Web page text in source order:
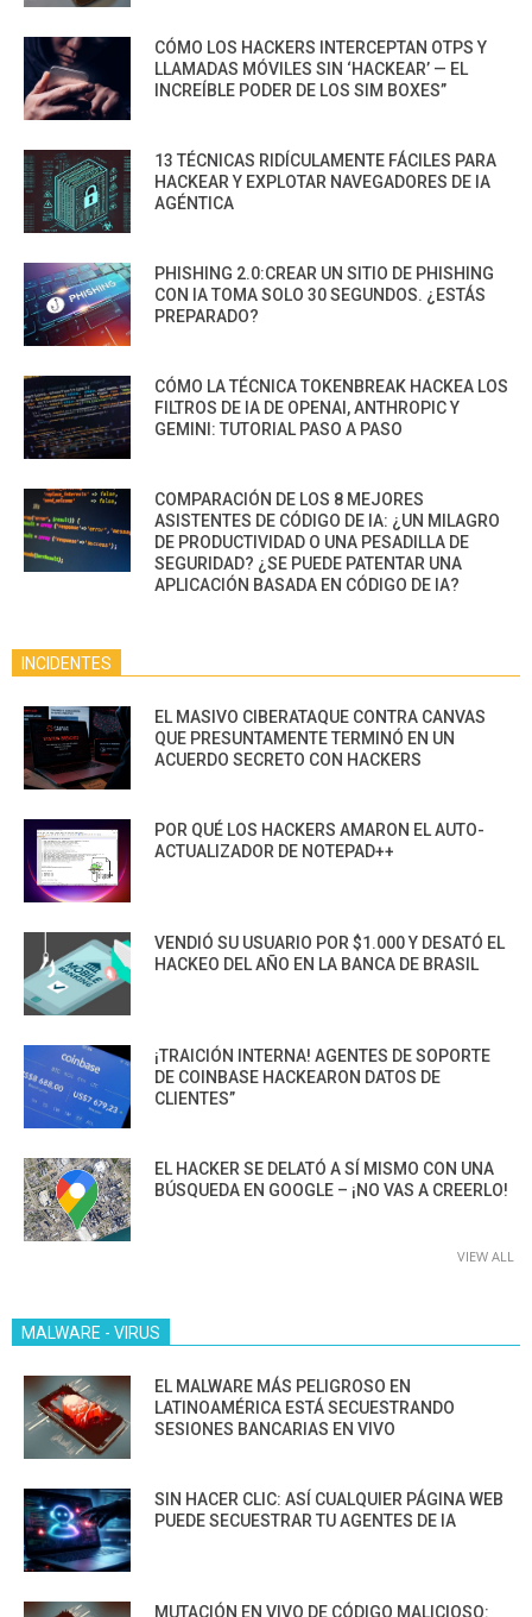
CÓMO LOS HACKERS INTERCEPTAN OTPS Y
LLAMADAS MÓVILES SIN ‘HACKEAR’ — EL
INCREÍBLE PODER DE LOS SIM BOXES”
13 TÉCNICAS RIDÍCULAMENTE FÁCILES PARA
HACKEAR Y EXPLOTAR NAVEGADORES DE IA
AGÉNTICA
PHISHING 2.0:CREAR UN SITIO DE PHISHING
CON IA TOMA SOLO 30 SEGUNDOS. ¿ESTÁS
PREPARADO?
CÓMO LA TÉCNICA TOKENBREAK HACKEA LOS
FILTROS DE IA DE OPENAI, ANTHROPIC Y
GEMINI: TUTORIAL PASO A PASO
COMPARACIÓN DE LOS 8 MEJORES
ASISTENTES DE CÓDIGO DE IA: ¿UN MILAGRO
DE PRODUCTIVIDAD O UNA PESADILLA DE
SEGURIDAD? ¿SE PUEDE PATENTAR UNA
APLICACIÓN BASADA EN CÓDIGO DE IA?
INCIDENTES
EL MASIVO CIBERATAQUE CONTRA CANVAS
QUE PRESUNTAMENTE TERMINÓ EN UN
ACUERDO SECRETO CON HACKERS
POR QUÉ LOS HACKERS AMARON EL AUTO-
ACTUALIZADOR DE NOTEPAD++
VENDIÓ SU USUARIO POR $1.000 Y DESATÓ EL
HACKEO DEL AÑO EN LA BANCA DE BRASIL
¡TRAICIÓN INTERNA! AGENTES DE SOPORTE
DE COINBASE HACKEARON DATOS DE
CLIENTES”
EL HACKER SE DELATÓ A SÍ MISMO CON UNA
BÚSQUEDA EN GOOGLE – ¡NO VAS A CREERLO!
VIEW ALL
MALWARE - VIRUS
EL MALWARE MÁS PELIGROSO EN
LATINOAMÉRICA ESTÁ SECUESTRANDO
SESIONES BANCARIAS EN VIVO
SIN HACER CLIC: ASÍ CUALQUIER PÁGINA WEB
PUEDE SECUESTRAR TU AGENTES DE IA
MUTACIÓN EN VIVO DE CÓDIGO MALICIOSO: